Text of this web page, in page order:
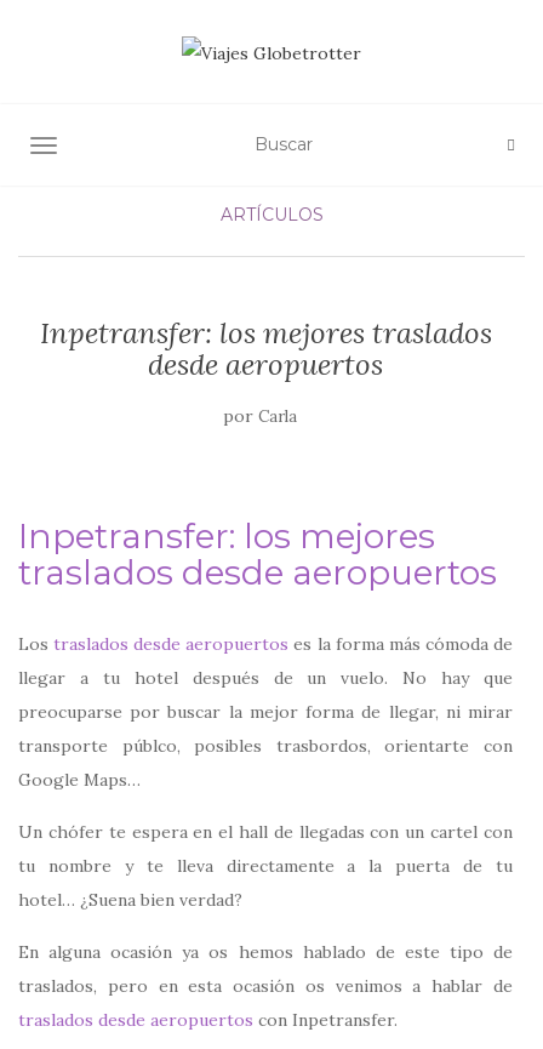
ALTERNAR NAVEGACIÓN
ARTÍCULOS
Inpetransfer: los mejores traslados
desde aeropuertos
por Carla
Inpetransfer: los mejores
traslados desde aeropuertos
Lostraslados desde aeropuertos es la forma más cómoda de
llegar a tu hotel después de un vuelo. No hay que
preocuparse por buscar la mejor forma de llegar, ni mirar
transporte públco, posibles trasbordos, orientarte con
Google Maps…
Un chófer te espera en el hall de llegadas con un cartel con
tu nombre y te lleva directamente a la puerta de tu
hotel… ¿Suena bien verdad?
En alguna ocasión ya os hemos hablado de este tipo de
traslados, pero en esta ocasión os venimos a hablar de
traslados desde aeropuertos con Inpetransfer.